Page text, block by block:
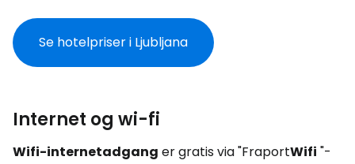
Se hotelpriser i Ljubljana
Internet og wi-fi
Wifi-internetadgang er gratis via "FraportWifi "-